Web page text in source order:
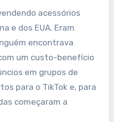
acessórios
e dos EUA. Eram
encontrava
um custo-benefício
em grupos de
para o TikTok e, para
começaram a